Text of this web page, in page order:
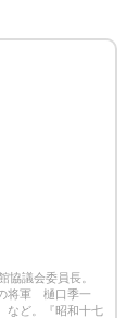
協議会委員長。
将軍 樋口季一
など。『昭和十七